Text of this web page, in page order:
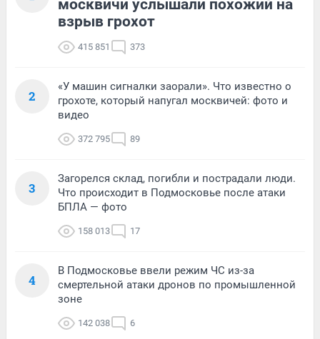
москвичи услышали похожий на
взрыв грохот
415 851 373
2
«У машин сигналки заорали». Что известно о
грохоте, который напугал москвичей: фото и
видео
372 795 89
3
Загорелся склад, погибли и пострадали люди.
Что происходит в Подмосковье после атаки
БПЛА — фото
158 013 17
4
В Подмосковье ввели режим ЧС из-за
смертельной атаки дронов по промышленной
зоне
142 038 6